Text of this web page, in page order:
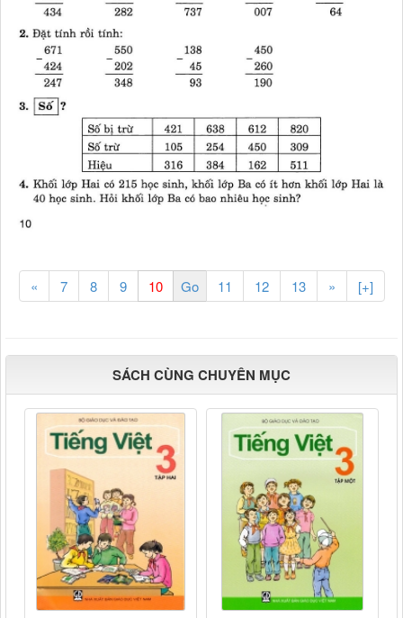
« 7 8 9 11 12 13 » [+]
SÁCH CÙNG CHUYÊN MỤC